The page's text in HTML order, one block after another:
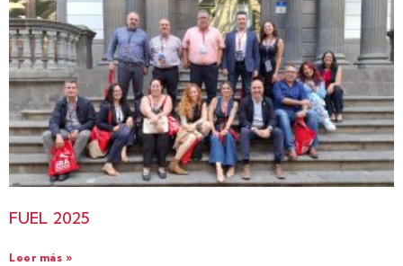
FUEL 2025
Leer más »